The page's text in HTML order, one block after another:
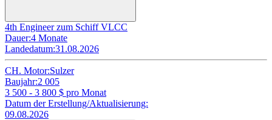
4th Engineer zum Schiff VLCC
Dauer:4 Monate
Landedatum:31.08.2026
CH. Motor:Sulzer
Baujahr:2 005
3 500 - 3 800 $ pro Monat
Datum der Erstellung/Aktualisierung:
09.08.2026